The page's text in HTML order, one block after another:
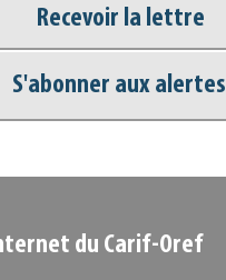
Base documentaire
Nos veilles Scoop.it
Recevoir la lettre
S'abonner aux alertes
du Carif-Oref